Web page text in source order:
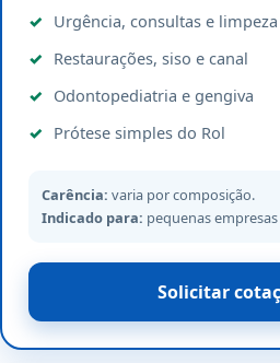
Urgência, consultas e limpeza
Restaurações, siso e canal
Odontopediatria e gengiva
Prótese simples do Rol
Carência: varia por composição.
Indicado para: pequenas
Solicitar